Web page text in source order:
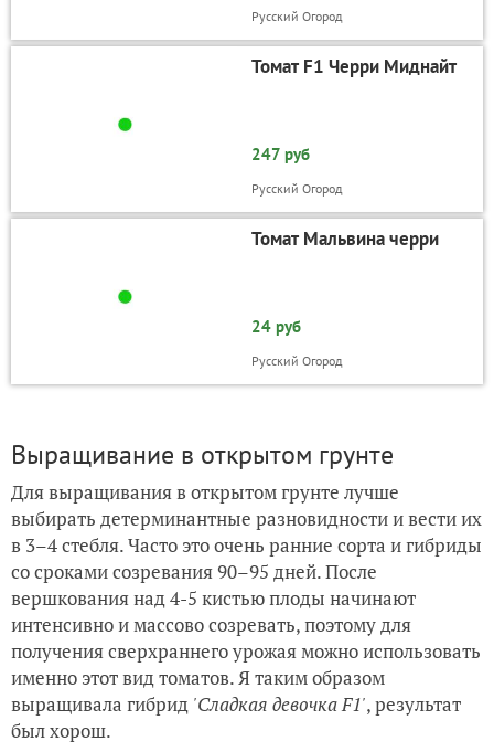
Русский Огород
Томат F1 Черри Миднайт
247 руб
Русский Огород
Томат Мальвина черри
24 руб
Русский Огород
Выращивание в открытом грунте
Для выращивания в открытом грунте лучше
выбирать детерминантные разновидности и вести их
в 3–4 стебля. Часто это очень ранние сорта и гибриды
со сроками созревания 90–95 дней. После
вершкования над 4-5 кистью плоды начинают
интенсивно и массово созревать, поэтому для
получения сверхраннего урожая можно использовать
именно этот вид томатов. Я таким образом
выращивала гибрид 'Сладкая девочка F1', результат
был хорош.